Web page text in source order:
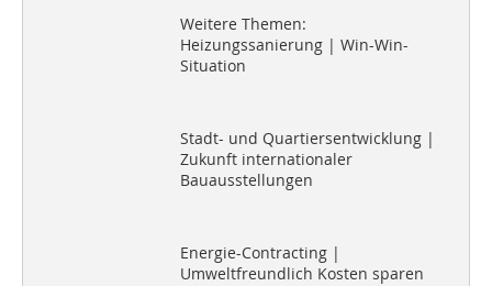
Weitere Themen:
Heizungssanierung | Win-Win-
Situation
Stadt- und Quartiersentwicklung |
Zukunft internationaler
Bauausstellungen
Energie-Contracting |
Umweltfreundlich Kosten sparen